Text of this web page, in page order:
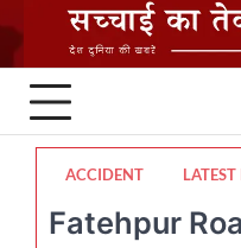
ACCIDENT
Fatehpur